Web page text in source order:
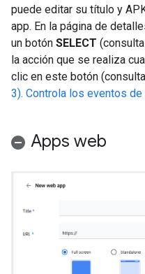
puede editar su título y
app. En la página de
un botón SELECT
la acción que se realiza
clic en este botón (consulta
3). Controla los eventos
Apps web